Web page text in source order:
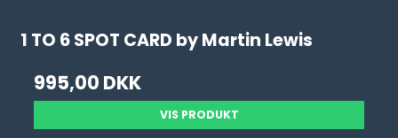
1 TO 6 SPOT CARD by Martin Lewis
995,00 DKK
VIS PRODUKT